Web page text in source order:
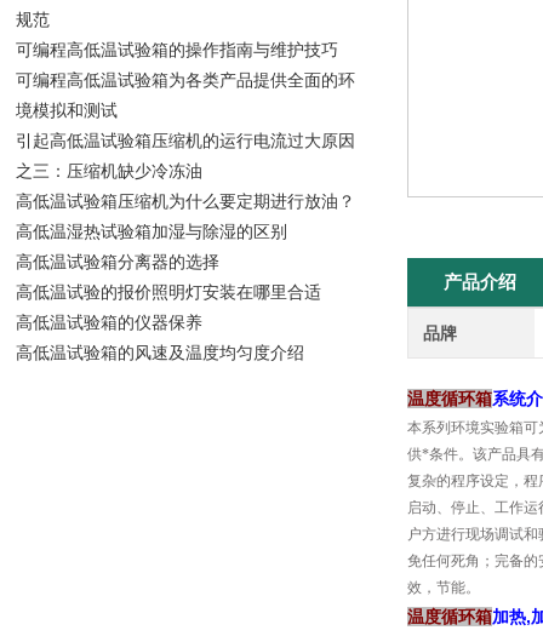
产品介绍
品牌
温度循环箱系统
本系列环境实验箱
供*条件。该产品具
复杂的程序设定，
启动、停止、工作
户方进行现场调试
免任何死角；完备
效，节能。
温度循环箱加热,
规范
可编程高低温试验箱的操作指南与维护技巧
可编程高低温试验箱为各类产品提供全面的环
境模拟和测试
引起高低温试验箱压缩机的运行电流过大原因
之三：压缩机缺少冷冻油
高低温试验箱压缩机为什么要定期进行放油？
高低温湿热试验箱加湿与除湿的区别
高低温试验箱分离器的选择
高低温试验的报价照明灯安装在哪里合适
高低温试验箱的仪器保养
高低温试验箱的风速及温度均匀度介绍